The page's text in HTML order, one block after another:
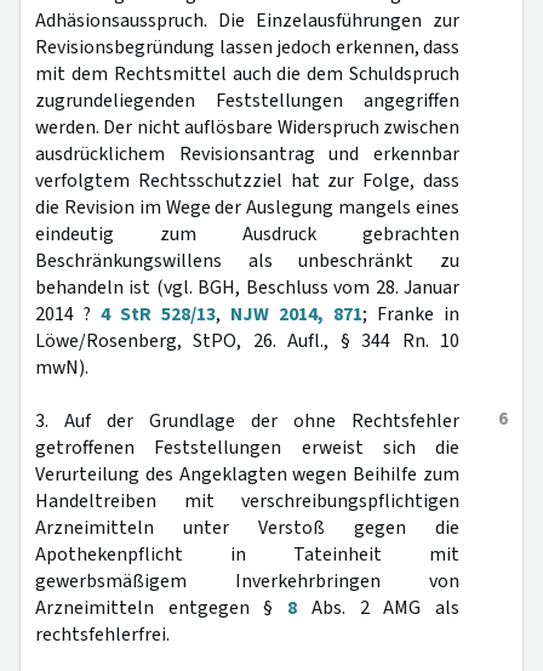
Adhäsionsausspruch. Die Einzelausführungen zur
Revisionsbegründung lassen jedoch erkennen, dass
mit dem Rechtsmittel auch die dem Schuldspruch
zugrundeliegenden Feststellungen angegriffen
werden. Der nicht auflösbare Widerspruch zwischen
ausdrücklichem Revisionsantrag und erkennbar
verfolgtem Rechtsschutzziel hat zur Folge, dass
die Revision im Wege der Auslegung mangels eines
eindeutig zum Ausdruck gebrachten
Beschränkungswillens als unbeschränkt zu
behandeln ist (vgl. BGH, Beschluss vom 28. Januar
2014 ? 4 StR 528/13, NJW 2014, 871; Franke in
Löwe/Rosenberg, StPO, 26. Aufl., § 344 Rn. 10
mwN).
6
3. Auf der Grundlage der ohne Rechtsfehler
getroffenen Feststellungen erweist sich die
Verurteilung des Angeklagten wegen Beihilfe zum
Handeltreiben mit verschreibungspflichtigen
Arzneimitteln unter Verstoß gegen die
Apothekenpflicht in Tateinheit mit
gewerbsmäßigem Inverkehrbringen von
Arzneimitteln entgegen § 8 Abs. 2 AMG als
rechtsfehlerfrei.